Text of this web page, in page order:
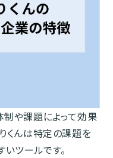
や課題によって効果
くんは特定の課題を
ツールです。